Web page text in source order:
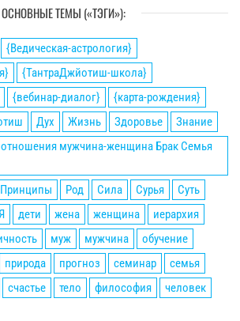
ОСНОВНЫЕ ТЕМЫ («ТЭГИ»):
{Ведическая-астрология}
{ТантраДжйотиш-школа}
{вебинар-диалог}
{карта-рождения}
Дух Жизнь Здоровье
Знание
мужчина-женщина Брак Семья
Принципы Род Сила Сурья
Суть
дети жена женщина
иерархия
муж мужчина
обучение
природа прогноз семинар
семья
счастье тело философия
человек